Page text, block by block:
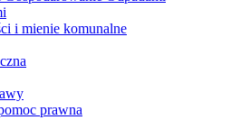
i mienie komunalne
prawna